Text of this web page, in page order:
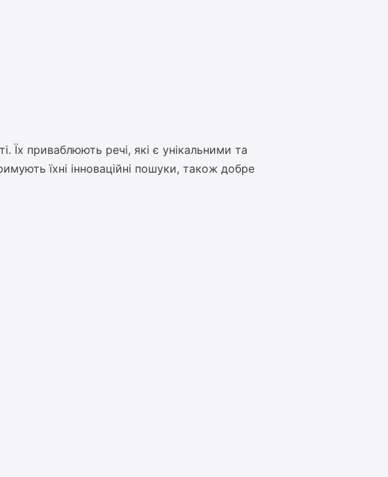
Їх приваблюють речі, які є унікальними та
їхні інноваційні пошуки, також добре